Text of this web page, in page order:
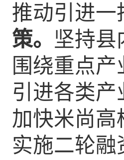
推动引进一
策。 坚持县
围绕重点
引进各类
加快米尚
实施二轮